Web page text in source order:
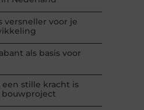
versneller voor je
als basis voor
stille kracht is